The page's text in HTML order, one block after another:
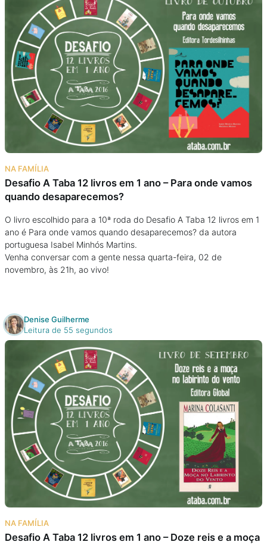
NA FAMÍLIA
Desafio A Taba 12 livros em 1 ano – Para onde vamos
quando desaparecemos?
O livro escolhido para a 10ª roda do Desafio A Taba 12 livros em 1
ano é Para onde vamos quando desaparecemos? da autora
portuguesa Isabel Minhós Martins.
Venha conversar com a gente nessa quarta-feira, 02 de
novembro, às 21h, ao vivo!
Denise Guilherme
Leitura de 55 segundos
NA FAMÍLIA
Desafio A Taba 12 livros em 1 ano – Doze reis e a moça